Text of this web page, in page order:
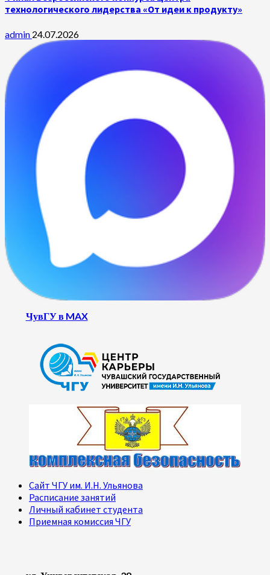
технологического лидерства «От идеи к продукту»
admin 24.07.2026
ЧувГУ в MAX
Сайт ЧГУ им. И.Н. Ульянова
Расписание занятий
Личный кабинет студента
Приемная комиссия ЧГУ